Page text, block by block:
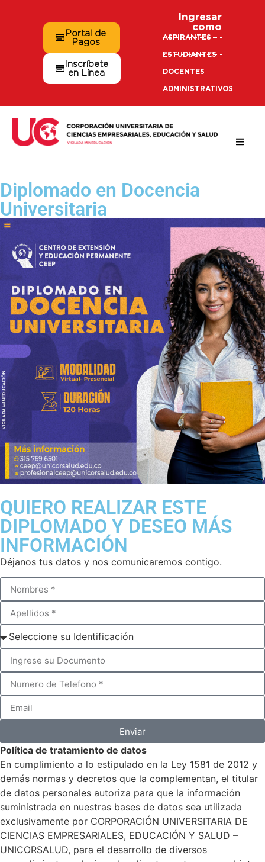
Portal de
Pagos
Inscríbete
en Línea
Ingresar
como
ASPIRANTES
ESTUDIANTES
DOCENTES
ADMINISTRATIVOS
Diplomado en Docencia
Universitaria
QUIERO REALIZAR ESTE
DIPLOMADO Y DESEO MÁS
INFORMACIÓN
Déjanos tus datos y nos comunicaremos contigo.
Enviar
Política de tratamiento de datos
En cumplimiento a lo estipulado en la Ley 1581 de 2012 y
demás normas y decretos que la complementan, el titular
de datos personales autoriza para que la información
suministrada en nuestras bases de datos sea utilizada
exclusivamente por CORPORACIÓN UNIVERSITARIA DE
CIENCIAS EMPRESARIALES, EDUCACIÓN Y SALUD –
UNICORSALUD, para el desarrollo de diversos